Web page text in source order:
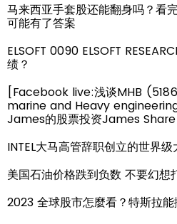
马来西亚手套股还能翻身吗？看
可能有了答案
ELSOFT 0090 ELSOFT
绩？
[Facebook live:浅谈MHB
marine and Heavy
James的股票投资James
INTEL大马高管辞职创立的世界
美国石油价格跌到负数 不要幻想
2023 全球股市怎麼看？特斯拉能